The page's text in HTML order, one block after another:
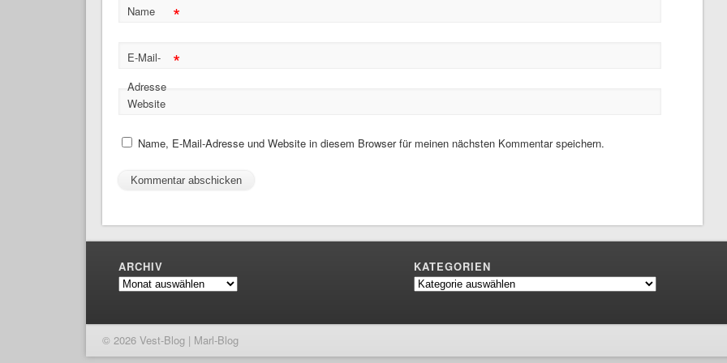
Name *
E-Mail-
Adresse
*
Website
Name, E-Mail-Adresse und Website in diesem Browser für meinen nächsten Kommentar speichern.
ARCHIV
Archiv
KATEGORIEN
Kategorien
© 2026 Vest-Blog | Marl-Blog